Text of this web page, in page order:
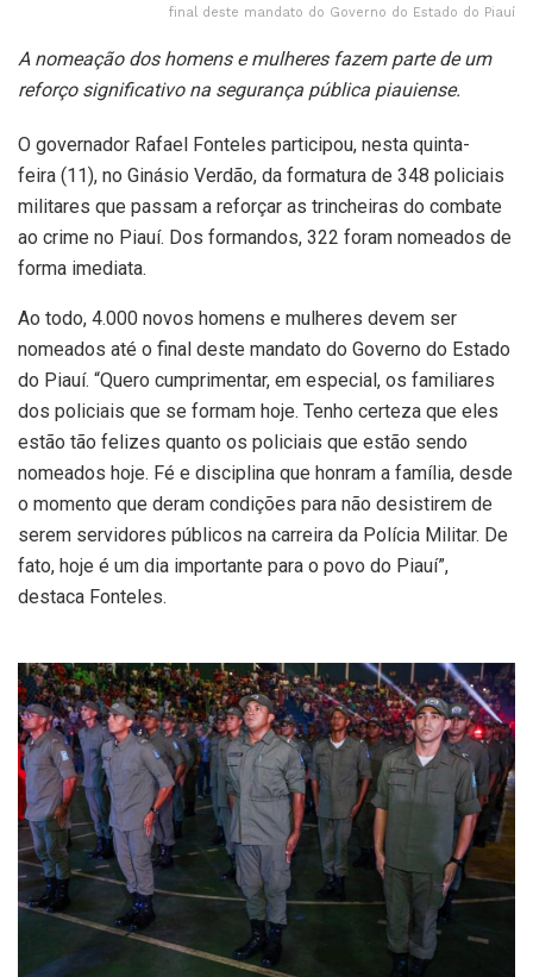
final deste mandato do Governo do Estado do Piauí
A nomeação dos homens e mulheres fazem parte de um
reforço significativo na segurança pública piauiense.
O governador Rafael Fonteles participou, nesta quinta-
feira (11), no Ginásio Verdão, da formatura de 348 policiais
militares que passam a reforçar as trincheiras do combate
ao crime no Piauí. Dos formandos, 322 foram nomeados de
forma imediata.
Ao todo, 4.000 novos homens e mulheres devem ser
nomeados até o final deste mandato do Governo do Estado
do Piauí. “Quero cumprimentar, em especial, os familiares
dos policiais que se formam hoje. Tenho certeza que eles
estão tão felizes quanto os policiais que estão sendo
nomeados hoje. Fé e disciplina que honram a família, desde
o momento que deram condições para não desistirem de
serem servidores públicos na carreira da Polícia Militar. De
fato, hoje é um dia importante para o povo do Piauí”,
destaca Fonteles.